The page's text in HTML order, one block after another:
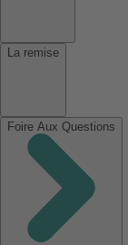
La remise
Foire Aux Questions